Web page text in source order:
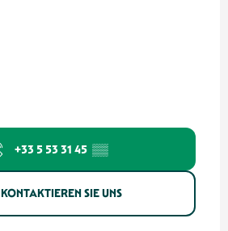
+33 5 53 31 45 ▒▒
KONTAKTIEREN SIE UNS